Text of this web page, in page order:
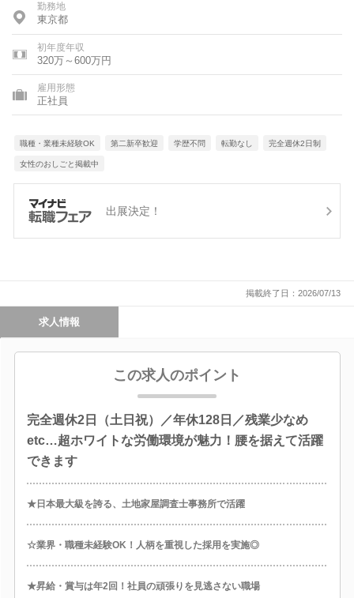
勤務地
東京都
初年度年収
320万～600万円
雇用形態
正社員
職種・業種未経験OK 第二新卒歓迎 学歴不問 転勤なし 完全週休2日制
女性のおしごと掲載中
出展決定！
掲載終了日：2026/07/13
求人情報
この求人のポイント
完全週休2日（土日祝）／年休128日／残業少なめ
etc…超ホワイトな労働環境が魅力！腰を据えて活躍
できます
★日本最大級を誇る、土地家屋調査士事務所で活躍
☆業界・職種未経験OK！人柄を重視した採用を実施◎
★昇給・賞与は年2回！社員の頑張りを見逃さない職場